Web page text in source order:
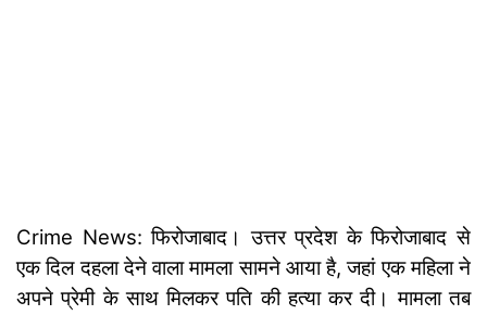
Crime News: फिरोजाबाद। उत्तर प्रदेश के फिरोजाबाद से
एक दिल दहला देने वाला मामला सामने आया है, जहां एक महिला ने
अपने प्रेमी के साथ मिलकर पति की हत्या कर दी। मामला तब